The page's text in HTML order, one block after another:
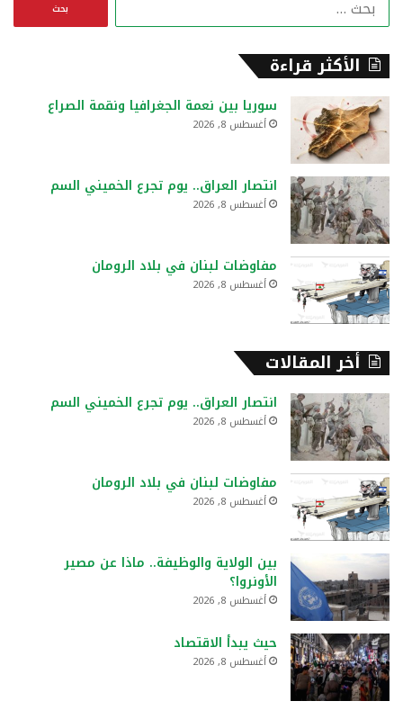
ن
الأكثر قراءة
سوريا بين نعمة الجغرافيا ونقمة الصراع
أغسطس 8, 2026
انتصار العراق.. يوم تجرع الخميني السم
أغسطس 8, 2026
مفاوضات لبنان في بلاد الرومان
أغسطس 8, 2026
أخر المقالات
انتصار العراق.. يوم تجرع الخميني السم
أغسطس 8, 2026
مفاوضات لبنان في بلاد الرومان
أغسطس 8, 2026
بين الولاية والوظيفة.. ماذا عن مصير
الأونروا؟
أغسطس 8, 2026
حيث يبدأ الاقتصاد
أغسطس 8, 2026